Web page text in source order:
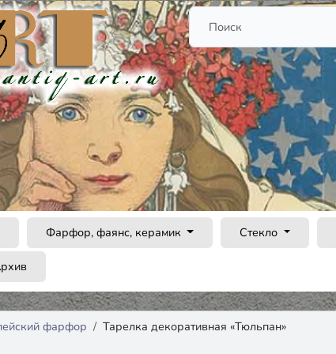
Фарфор, фаянс, керамик Стекло
фарфор Тарелка декоративная «Тюльпан»